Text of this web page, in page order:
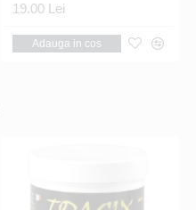
19.00 Lei
Adauga in cos